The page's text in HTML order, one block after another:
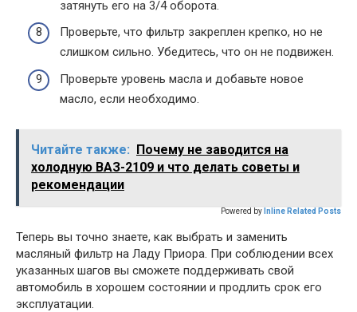
затянуть его на 3/4 оборота.
Проверьте, что фильтр закреплен крепко, но не
слишком сильно. Убедитесь, что он не подвижен.
Проверьте уровень масла и добавьте новое
масло, если необходимо.
Читайте также: Почему не заводится на
холодную ВАЗ-2109 и что делать советы и
рекомендации
Powered by Inline Related Posts
Теперь вы точно знаете, как выбрать и заменить
масляный фильтр на Ладу Приора. При соблюдении всех
указанных шагов вы сможете поддерживать свой
автомобиль в хорошем состоянии и продлить срок его
эксплуатации.